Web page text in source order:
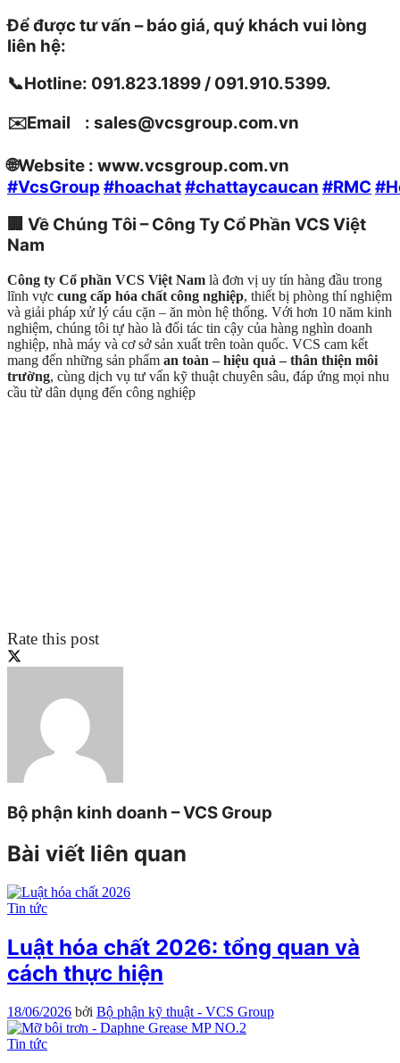
Để được tư vấn – báo giá, quý khách vui lòng
liên hệ:
📞Hotline: 091.823.1899 / 091.910.5399.
✉️Email : sales@vcsgroup.com.vn
🌐Website : www.vcsgroup.com.vn
#VcsGroup #hoachat#chattaycaucan #RMC
🏢 Về Chúng Tôi – Công Ty Cổ Phần VCS Việt
Nam
Công ty Cổ phần VCS Việt Nam là đơn vị uy tín hàng đầu trong
lĩnh vực cung cấp hóa chất công nghiệp, thiết bị phòng thí nghiệm
và giải pháp xử lý cáu cặn – ăn mòn hệ thống. Với hơn 10 năm kinh
nghiệm, chúng tôi tự hào là đối tác tin cậy của hàng nghìn doanh
nghiệp, nhà máy và cơ sở sản xuất trên toàn quốc. VCS cam kết
mang đến những sản phẩm an toàn – hiệu quả – thân thiện môi
trường, cùng dịch vụ tư vấn kỹ thuật chuyên sâu, đáp ứng mọi nhu
cầu từ dân dụng đến công nghiệp
Rate this post
Bộ phận kinh doanh – VCS Group
Bài viết liên quan
Tin tức
Luật hóa chất 2026: tổng quan và
cách thực hiện
18/06/2026 bởi Bộ phận kỹ thuật - VCS Group
Tin tức